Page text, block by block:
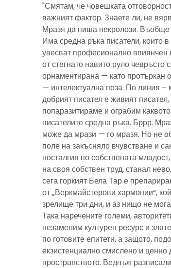
"Смятам, че човешката
важният фактор. Знаете ли, не
Мразя да пиша некролози. Въобще
Има средна ръка писатели, които
увесват професионално впиянчен
от стегнато навито руло чевръсто
орнаментирана — като протъркан
— интелектуална поза. По линия –
добрият писател е живият
попаразитираме и ограбим
писателите средна ръка. Бррр.
може да мрази — го мразя. Но не
поле на закъсняло вчувстване и
носталгия по собствената
на своя собствен труд, станал
сега горкият Бела Тар е
от „Веркмайстерови хармонии“,
зрелище три дни, и аз нищо не
Така наречените големи,
незаменим културен ресурс и
по готовите епитети, а защото,
екзистенциално смислено и
пространството. Веднъж